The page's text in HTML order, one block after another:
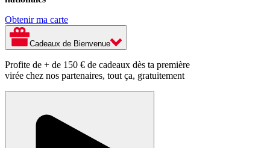
Obtenir ma carte
Cadeaux de Bienvenue
Profite de + de 150 € de cadeaux dès ta première
virée chez nos partenaires, tout ça, gratuitement